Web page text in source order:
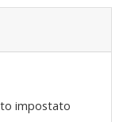
impostato